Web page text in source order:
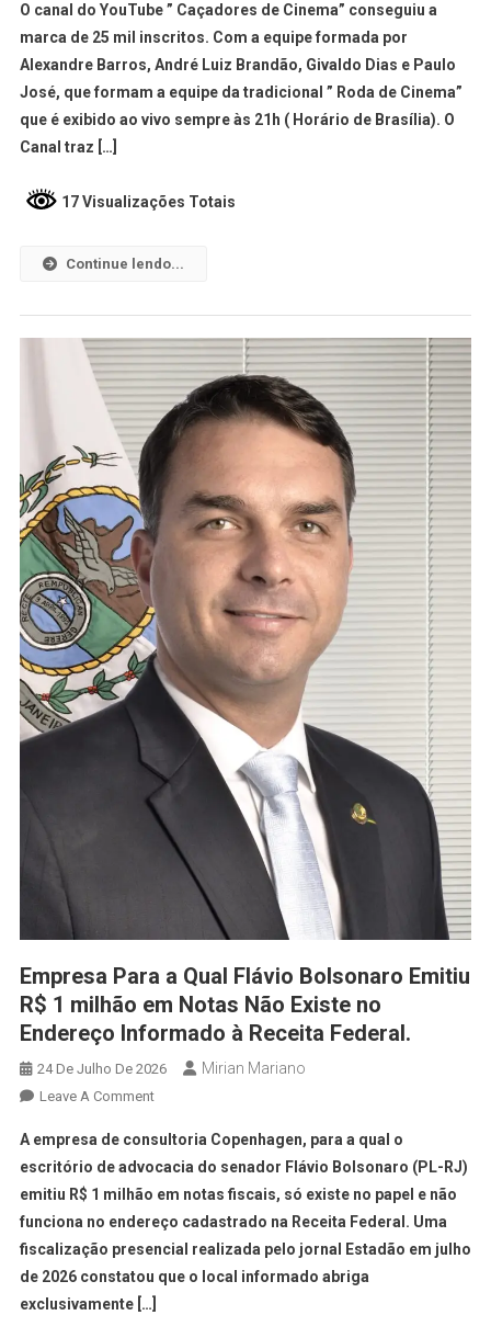
O canal do YouTube ” Caçadores de Cinema” conseguiu a
marca de 25 mil inscritos. Com a equipe formada por
Alexandre Barros, André Luiz Brandão, Givaldo Dias e Paulo
José, que formam a equipe da tradicional ” Roda de Cinema”
que é exibido ao vivo sempre às 21h ( Horário de Brasília). O
Canal traz […]
17 Visualizações Totais
Continue lendo...
Empresa Para a Qual Flávio Bolsonaro Emitiu
R$ 1 milhão em Notas Não Existe no
Endereço Informado à Receita Federal.
24 De Julho De 2026 Mirian Mariano
Leave A Comment
A empresa de consultoria Copenhagen, para a qual o
escritório de advocacia do senador Flávio Bolsonaro (PL-RJ)
emitiu R$ 1 milhão em notas fiscais, só existe no papel e não
funciona no endereço cadastrado na Receita Federal. Uma
fiscalização presencial realizada pelo jornal Estadão em julho
de 2026 constatou que o local informado abriga
exclusivamente […]